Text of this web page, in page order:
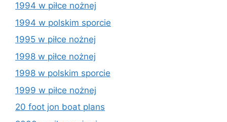
1994 w piłce nożnej
1994 w polskim sporcie
1995 w piłce nożnej
1998 w piłce nożnej
1998 w polskim sporcie
1999 w piłce nożnej
20 foot jon boat plans